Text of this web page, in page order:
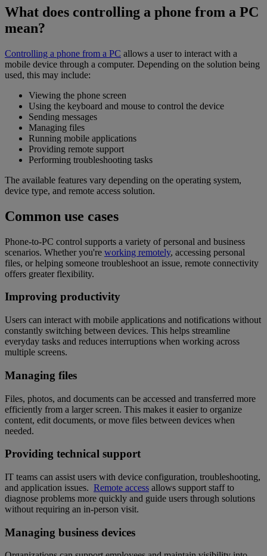
What does controlling a phone from a PC
mean?
Controlling a phone from a PC allows a user to interact with a
mobile device through a computer. Depending on the solution being
used, this may include:
Viewing the phone screen
Using the keyboard and mouse to control the device
Sending messages
Managing files
Running mobile applications
Providing remote support
Performing troubleshooting tasks
The available features vary depending on the operating system,
device type, and remote access solution.
Common use cases
Phone-to-PC control supports a variety of personal and business
scenarios. Whether you're working remotely, accessing personal
files, or helping someone troubleshoot an issue, remote connectivity
offers greater flexibility.
Improving productivity
Users can interact with mobile applications and notifications without
constantly switching between devices. This helps streamline
everyday tasks and reduces interruptions when working across
multiple screens.
Managing files
Files, photos, and documents can be accessed and transferred more
efficiently from a larger screen. This makes it easier to organize
content, edit documents, or move files between devices when
needed.
Providing technical support
IT teams can assist users with device configuration, troubleshooting,
and application issues. Remote access allows support staff to
diagnose problems more quickly and guide users through solutions
without requiring an in-person visit.
Managing business devices